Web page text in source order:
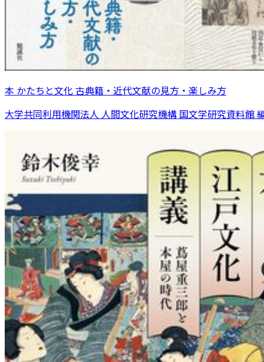
本 かたちと文化 古典籍・近代文献の見方・楽しみ方
大学共同利用機関法人 人間文化研究機構 国文学研究資料館